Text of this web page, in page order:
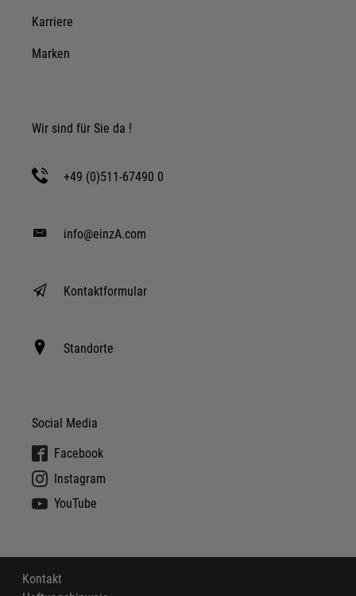
Karriere
Marken
Wir sind für Sie da !
+49 (0)511-67490 0
info@einzA.com
Kontaktformular
Standorte
Social Media
Facebook
Instagram
YouTube
Kontakt